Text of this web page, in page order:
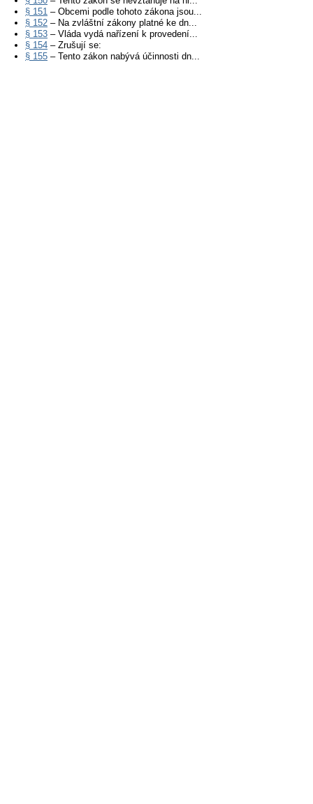
§ 151 – Obcemi podle tohoto zákona jsou...
§ 152 – Na zvláštní zákony platné ke dn...
§ 153 – Vláda vydá nařízení k provedení...
§ 154 – Zrušují se:
§ 155 – Tento zákon nabývá účinnosti dn...